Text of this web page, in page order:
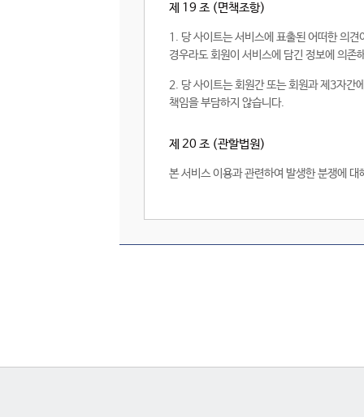
제 19 조 (면책조항)
1. 당 사이트는 서비스에 표출된 어떠한 의
경우라도 회원이 서비스에 담긴 정보에 의존
2. 당 사이트는 회원간 또는 회원과 제3자간
책임을 부담하지 않습니다.
제 20 조 (관할법원)
본 서비스 이용과 관련하여 발생한 분쟁에